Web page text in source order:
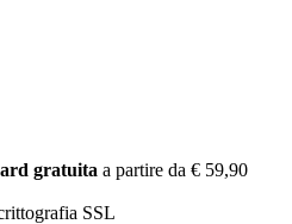
gratuita a partire da € 59,90
SSL